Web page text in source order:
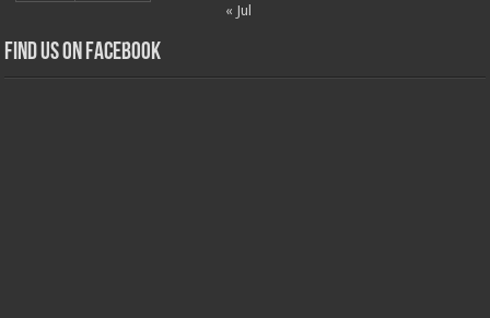
« Jul
Find us on Facebook